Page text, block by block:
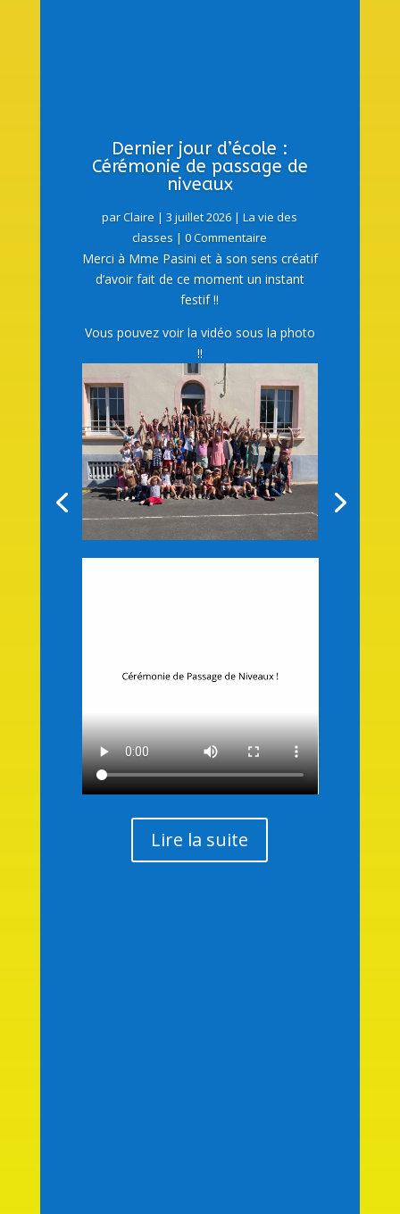
Dernier jour d’école :
Cérémonie de passage de
niveaux
parClaire |3 juillet 2026 |La vie des
classes | 0 Commentaire
Merci à Mme Pasini et à son sens créatif
d’avoir fait de ce moment un instant
festif !!
Vous pouvez voir la vidéo sous la photo
!!
Lire la suite